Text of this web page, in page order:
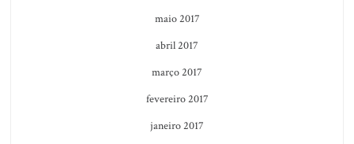
maio 2017
abril 2017
março 2017
fevereiro 2017
janeiro 2017